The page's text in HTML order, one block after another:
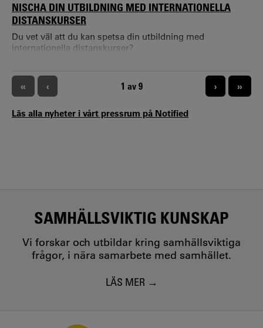
NISCHA DIN UTBILDNING MED INTERNATIONELLA
DISTANSKURSER
Du vet väl att du kan spetsa din utbildning med
internationella distanskurser?
PAGINERING
« ‹ NUVARANDE SIDA
1 av 9 › »
Läs alla nyheter i vårt pressrum på Notified
SAMHÄLLSVIKTIG KUNSKAP
Vi forskar och utbildar kring samhällsviktiga
frågor, i nära samarbete med samhället.
LÄS MER